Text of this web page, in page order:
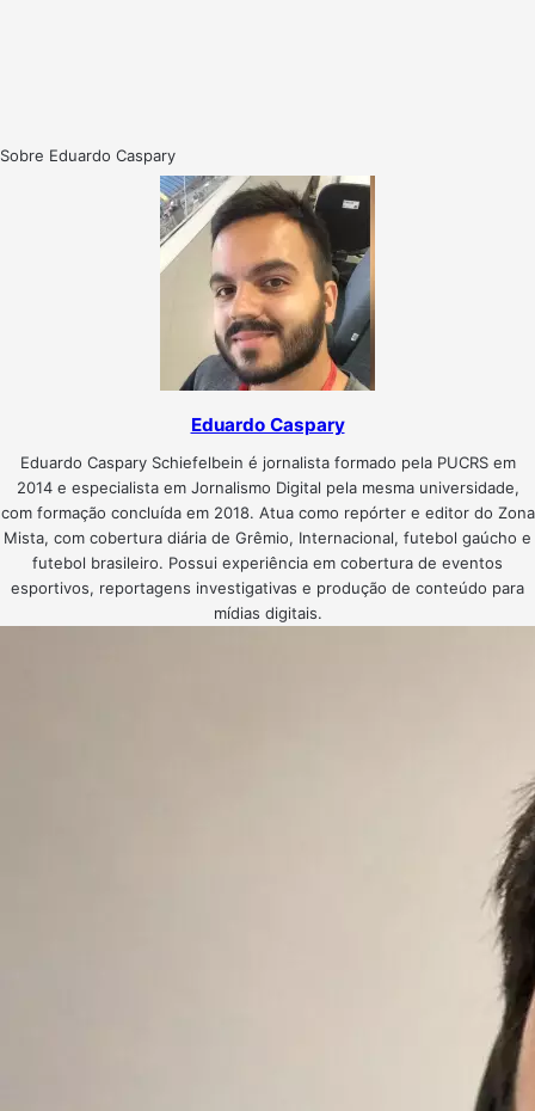
Sobre Eduardo Caspary
Eduardo Caspary
Eduardo Caspary Schiefelbein é jornalista formado pela PUCRS em
2014 e especialista em Jornalismo Digital pela mesma universidade,
com formação concluída em 2018. Atua como repórter e editor do Zona
Mista, com cobertura diária de Grêmio, Internacional, futebol gaúcho e
futebol brasileiro. Possui experiência em cobertura de eventos
esportivos, reportagens investigativas e produção de conteúdo para
mídias digitais.